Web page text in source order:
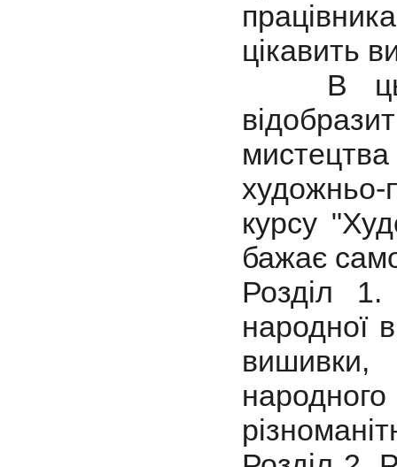
цікавить
В
курсу
бажає
Розділ 1.
народної